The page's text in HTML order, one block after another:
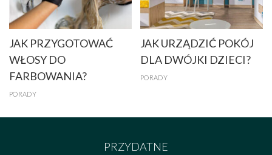
JAK PRZYGOTOWAĆ
WŁOSY DO
FARBOWANIA?
PORADY
JAK URZĄDZIĆ POKÓJ
DLA DWÓJKI DZIECI?
PORADY
PRZYDATNE